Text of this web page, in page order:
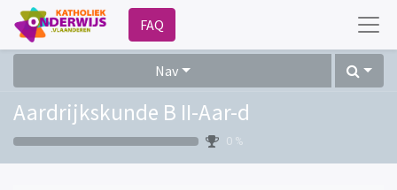
FAQ
Nav
Aardrijkskunde B II-Aar-d
0 %